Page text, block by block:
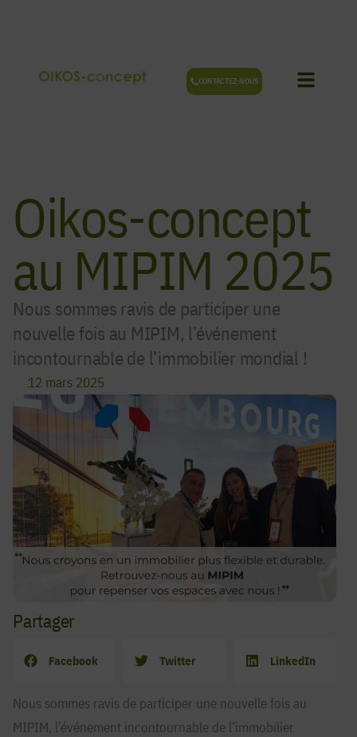
CONTACTEZ-NOUS
Oikos-concept
au MIPIM 2025
Nous sommes ravis de participer une
nouvelle fois au MIPIM, l’événement
incontournable de l’immobilier mondial !
12 mars 2025
Partager
Facebook Twitter LinkedIn
Nous sommes ravis de participer une nouvelle fois au
MIPIM, l’événement incontournable de l’immobilier